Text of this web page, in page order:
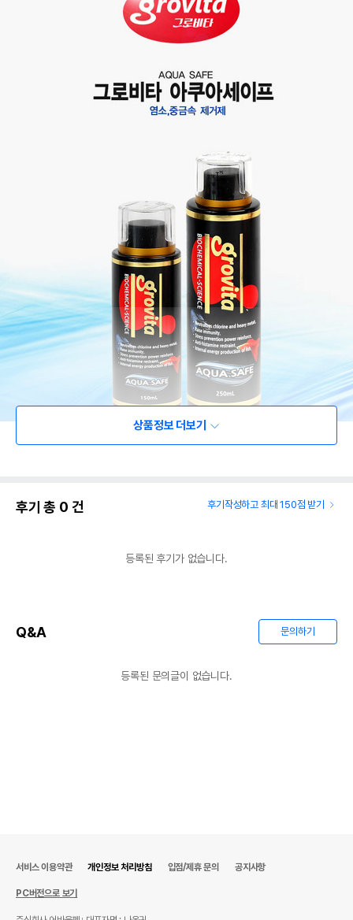
경우 그에 대한 사항
제조국 또는 원산지
상품정보 더보기
후기 총 0 건 후기작성하고 최대 150점 받기
등록된 후기가 없습니다.
Q&A 문의하기
등록된 문의글이 없습니다.
서비스 이용약관 개인정보 처리방침 입점/제휴 문의 공지사항
PC버전으로 보기